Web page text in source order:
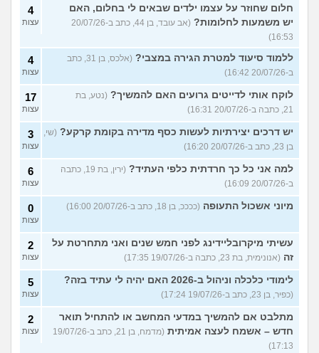
חלום שחוזר על עצמו ילדים שבאים לי בחלום, האם
יש משמעות לחלומות?
(אב עובד, בן 44, כתב ב-20/07/26
16:53)
4
עצות
ללמוד סיעוד למטרת הגירה במצבי?
(אלכס, בן 31, כתב
ב-20/07/26 16:42)
4
עצות
לוקח אותי לדייטים גרועים האם להמשיך? (נטע, בת
21, כתבה ב-20/07/26 16:31)
17
עצות
יש דרכים יצירתיות לעשות כסף מדירה בקומת קרקע? (שי,
בן 23, כתב ב-20/07/26 16:20)
3
עצות
למה אני כל כך חרדתית כלפי העתיד?
(ירין, בת 19, כתבה
ב-20/07/26 16:09)
6
עצות
מיוני אשכול התעופה (ככככ, בן 18, כתב ב-20/07/26 16:00) 0
עצות
עשיתי מיקרובליידינג לפני חמש שנים ואני מתחרטת על
זה (אנונימית, בת 23, כתבה ב-19/07/26 17:35)
2
עצות
לימודי כלכלה וניהול ב-2026 האם יהיה לי עתיד בזה?
(כפיר, בן 23, כתב ב-19/07/26 17:24)
5
עצות
מתלבט אם להמשיך במדעי המחשב או להתחיל תואר
חדש – אשמח לעצה אמיתית
(מדמח, בן 21, כתב ב-19/07/26
17:13)
2
עצות